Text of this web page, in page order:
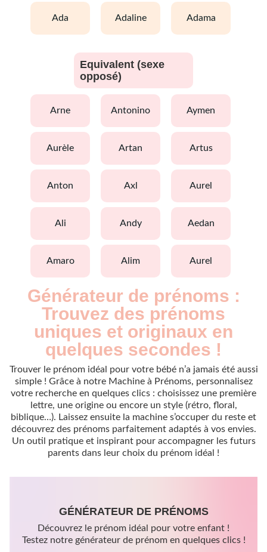
ada adaline adama
Equivalent (sexe
opposé)
arne antonino aymen
aurèle artan artus
anton axl aurel
ali andy aedan
amaro alim aurel
Générateur de prénoms :
Trouvez des prénoms
uniques et originaux en
quelques secondes !
Trouver le prénom idéal pour votre bébé n’a jamais été aussi
simple ! Grâce à notre Machine à Prénoms, personnalisez
votre recherche en quelques clics : choisissez une première
lettre, une origine ou encore un style (rétro, floral,
biblique…). Laissez ensuite la machine s’occuper du reste et
découvrez des prénoms parfaitement adaptés à vos envies.
Un outil pratique et inspirant pour accompagner les futurs
parents dans leur choix du prénom idéal !
GÉNÉRATEUR DE PRÉNOMS
Découvrez le prénom idéal pour votre enfant !
Testez notre générateur de prénom en quelques clics !